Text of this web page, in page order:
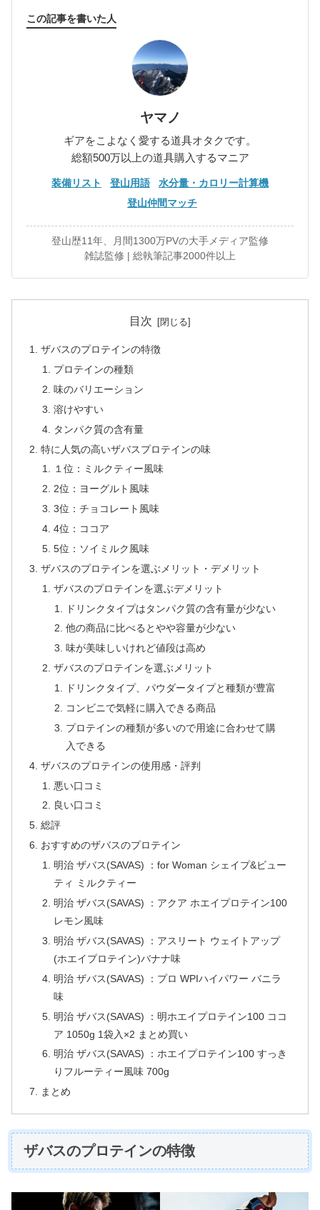
この記事を書いた人
ヤマノ
ギアをこよなく愛する道具オタクです。
総額500万以上の道具購入するマニア
装備リスト 登山用語
水分量・カロリー計算機
登山仲間マッチ
登山歴11年、月間1300万PVの大手メディア監修
雑誌監修 | 総執筆記事2000件以上
目次
ザバスのプロテインの特徴
プロテインの種類
味のバリエーション
溶けやすい
タンパク質の含有量
特に人気の高いザバスプロテインの味
１位：ミルクティー風味
2位：ヨーグルト風味
3位：チョコレート風味
4位：ココア
5位：ソイミルク風味
ザバスのプロテインを選ぶメリット・デメリット
ザバスのプロテインを選ぶデメリット
ドリンクタイプはタンパク質の含有量が少ない
他の商品に比べるとやや容量が少ない
味が美味しいけれど値段は高め
ザバスのプロテインを選ぶメリット
ドリンクタイプ、パウダータイプと種類が豊富
コンビニで気軽に購入できる商品
プロテインの種類が多いので用途に合わせて購
入できる
ザバスのプロテインの使用感・評判
悪い口コミ
良い口コミ
総評
おすすめのザバスのプロテイン
明治 ザバス(SAVAS) ：for Woman シェイプ&ビュー
ティ ミルクティー
明治 ザバス(SAVAS) ：アクア ホエイプロテイン100
レモン風味
明治 ザバス(SAVAS) ：アスリート ウェイトアップ
(ホエイプロテイン)バナナ味
明治 ザバス(SAVAS) ：プロ WPIハイパワー バニラ
味
明治 ザバス(SAVAS) ：明ホエイプロテイン100 ココ
ア 1050g 1袋入×2 まとめ買い
明治 ザバス(SAVAS) ：ホエイプロテイン100 すっき
りフルーティー風味 700g
まとめ
ザバスのプロテインの特徴